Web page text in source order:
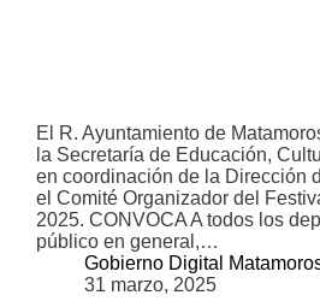
El R. Ayuntamiento de
la Secretaría de Educación,
en coordinación de la Dirección
el Comité Organizador del
2025. CONVOCA A todos los
público en general,…
Gobierno Digital
31 marzo, 2025